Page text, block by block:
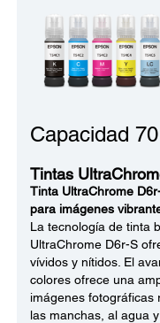
Capacidad
Tintas
Tinta UltraChrome
para imágenes
La tecnología de tinta
UltraChrome D6r-S
vívidos y nítidos. El
colores ofrece una
imágenes fotográficas
las manchas, al agua